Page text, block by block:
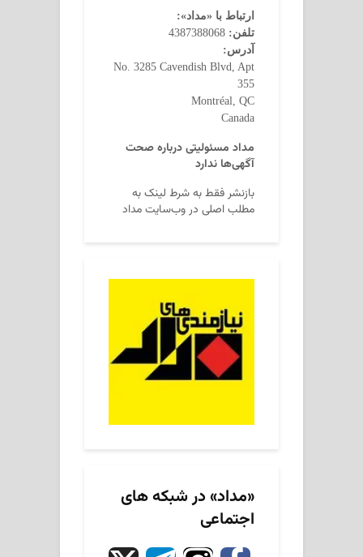
ارتباط با «مداد»:
تلفن:
آدرس:
No. 3285 Cavendish Blvd, Apt
355
Montréal, QC
Canada
مداد مسئولیتی درباره صحت
آگهی‌ها ندارد
بازنشر فقط به شرط لینک به
مطلب اصلی در وب‌سایت مداد
«مداد» در شبکه های
اجتماعی